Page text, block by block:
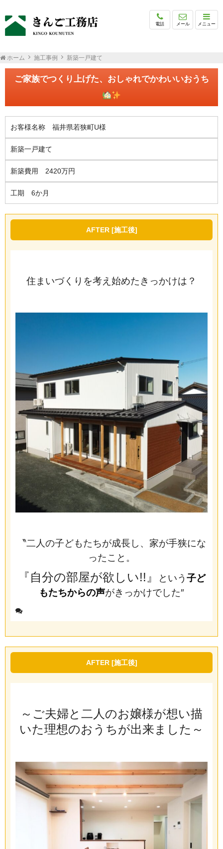
電話 メール メニュー
ホーム 施工事例 新築一戸建て
ご家族でつくり上げた、おしゃれでかわいいおうち
お客様名称 福井県若狭町U様
新築一戸建て
新築費用 2420万円
工期 6か月
AFTER [施工後]
住まいづくりを考え始めたきっかけは？
〝二人の子どもたちが成長し、家が手狭にな
ったこと。
『自分の部屋が欲しい!!』 という 子ど
もたちからの声がきっかけでした″
AFTER [施工後]
～ご夫婦と二人のお嬢様が想い描
いた理想のおうちが出来ました～